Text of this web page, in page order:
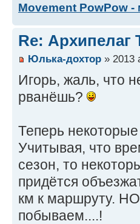
Movement PowPow
Re: Архипелаг
Юлька-дохтор » 2013
Игорь, жаль, что
рванёшь?
Теперь
Учитывая, что
сезон, то
придётся
км к маршруту.
побываем....!